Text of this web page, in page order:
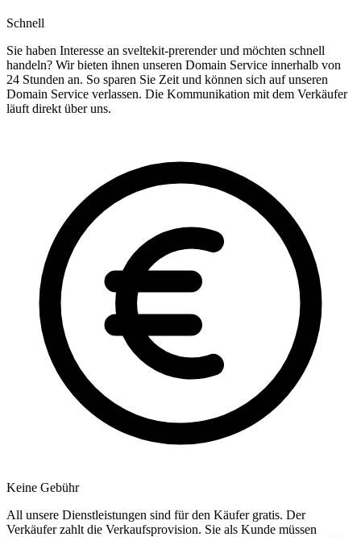
Schnell
Sie haben Interesse an sveltekit-prerender und möchten schnell
handeln? Wir bieten ihnen unseren Domain Service innerhalb von
24 Stunden an. So sparen Sie Zeit und können sich auf unseren
Domain Service verlassen. Die Kommunikation mit dem Verkäufer
läuft direkt über uns.
Keine Gebühr
All unsere Dienstleistungen sind für den Käufer gratis. Der
Verkäufer zahlt die Verkaufsprovision. Sie als Kunde müssen